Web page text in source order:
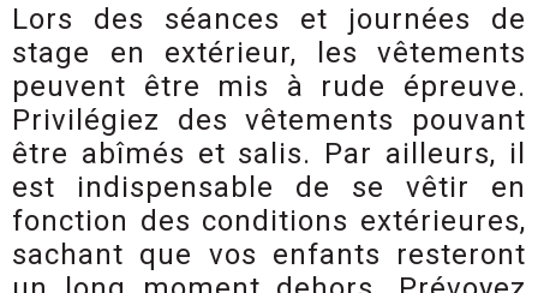
Lors des séances et journées de
stage en extérieur, les vêtements
peuvent être mis à rude épreuve.
Privilégiez des vêtements pouvant
être abîmés et salis. Par ailleurs, il
est indispensable de se vêtir en
fonction des conditions extérieures,
sachant que vos enfants resteront